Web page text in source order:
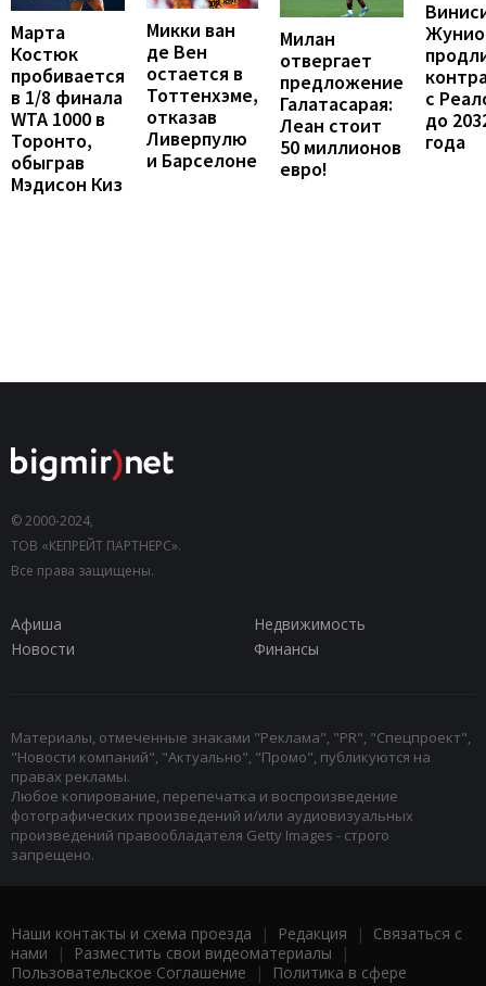
Марта
Костюк
пробивается
в 1/8 финала
WTA 1000 в
Торонто,
обыграв
Мэдисон Киз
Микки ван
де Вен
остается в
Тоттенхэме,
отказав
Ливерпулю
и Барселоне
Милан
отвергает
предложение
Галатасарая:
Леан стоит
50 миллионов
евро!
с
до
года
© 2000-2024,
ТОВ «КЕПРЕЙТ ПАРТНЕРС».
Все права защищены.
Афиша
Недвижимость
Новости
Финансы
Материалы, отмеченные знаками "Реклама", "PR", "Спецпроект",
"Новости компаний", "Актуально", "Промо", публикуются на
правах рекламы.
Любое копирование, перепечатка и воспроизведение
фотографических произведений и/или аудиовизуальных
произведений правообладателя Getty Images - строго
запрещено.
Наши контакты и схема проезда | Редакция | Связаться с
нами | Разместить свои видеоматериалы |
Пользовательское Соглашение |
Политика в сфере